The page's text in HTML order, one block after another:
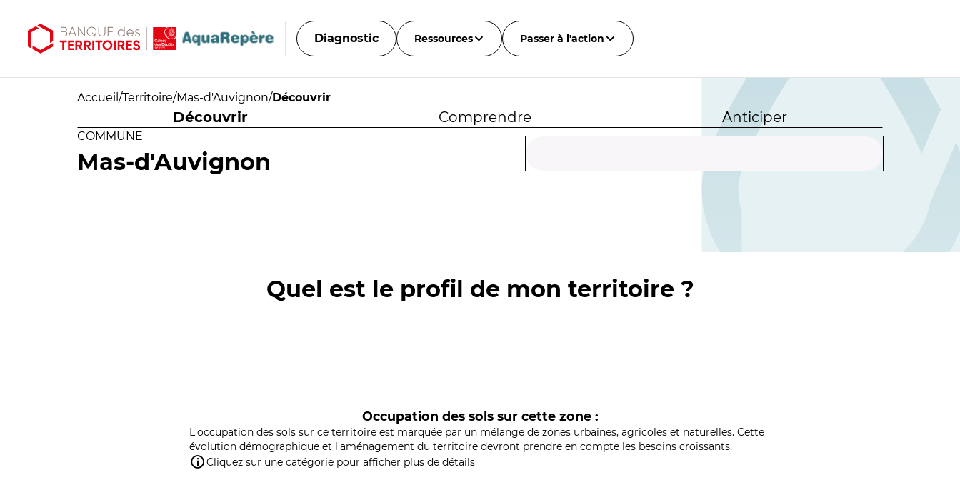
Diagnostic Ressources Passer à l'action
Accueil /Territoire/Mas-d'Auvignon/Découvrir
Découvrir Comprendre Anticiper
COMMUNE
Mas-d'Auvignon
Quel est le profil de mon territoire ?
Occupation des sols sur cette zone :
L'occupation des sols sur ce territoire est marquée par un mélange de zones urbaines, agricoles et naturelles. Cette
évolution démographique et l'aménagement du territoire devront prendre en compte les besoins croissants.
Cliquez sur une catégorie pour afficher plus de détails